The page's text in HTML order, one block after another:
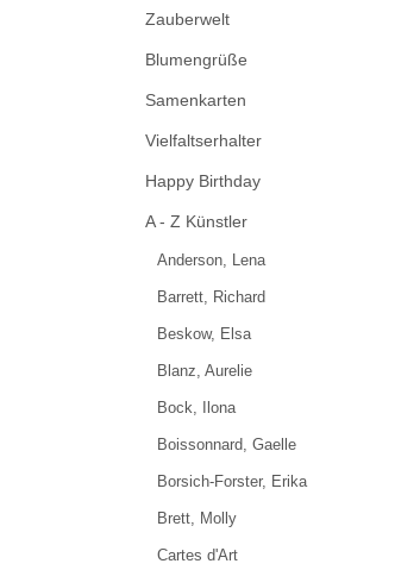
Zauberwelt
Blumengrüße
Samenkarten
Vielfaltserhalter
Happy Birthday
A - Z Künstler
Anderson, Lena
Barrett, Richard
Beskow, Elsa
Blanz, Aurelie
Bock, Ilona
Boissonnard, Gaelle
Borsich-Forster, Erika
Brett, Molly
Cartes d'Art